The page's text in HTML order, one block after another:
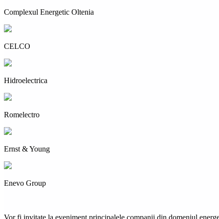
Complexul Energetic Oltenia
CELCO
Hidroelectrica
Romelectro
Ernst & Young
Enevo Group
Vor fi invitate la eveniment principalele companii din domeniul